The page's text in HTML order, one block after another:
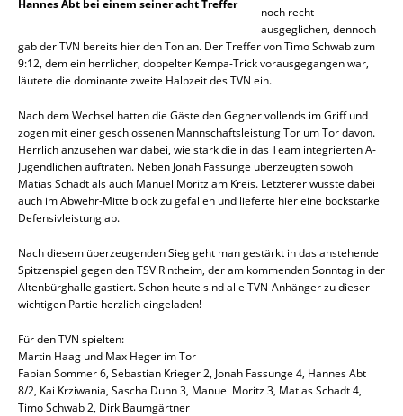
Hannes Abt bei einem seiner acht Treffer
noch recht
ausgeglichen, dennoch
gab der TVN bereits hier den Ton an. Der Treffer von Timo Schwab zum
9:12, dem ein herrlicher, doppelter Kempa-Trick vorausgegangen war,
läutete die dominante zweite Halbzeit des TVN ein.
Nach dem Wechsel hatten die Gäste den Gegner vollends im Griff und
zogen mit einer geschlossenen Mannschaftsleistung Tor um Tor davon.
Herrlich anzusehen war dabei, wie stark die in das Team integrierten A-
Jugendlichen auftraten. Neben Jonah Fassunge überzeugten sowohl
Matias Schadt als auch Manuel Moritz am Kreis. Letzterer wusste dabei
auch im Abwehr-Mittelblock zu gefallen und lieferte hier eine bockstarke
Defensivleistung ab.
Nach diesem überzeugenden Sieg geht man gestärkt in das anstehende
Spitzenspiel gegen den TSV Rintheim, der am kommenden Sonntag in der
Altenbürghalle gastiert. Schon heute sind alle TVN-Anhänger zu dieser
wichtigen Partie herzlich eingeladen!
Für den TVN spielten:
Martin Haag und Max Heger im Tor
Fabian Sommer 6, Sebastian Krieger 2, Jonah Fassunge 4, Hannes Abt
8/2, Kai Krziwania, Sascha Duhn 3, Manuel Moritz 3, Matias Schadt 4,
Timo Schwab 2, Dirk Baumgärtner